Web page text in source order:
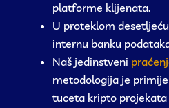
platforme klijenata.
U proteklom
internu banku
Naš jedinstveni
metodologija je
tuceta kripto projekata